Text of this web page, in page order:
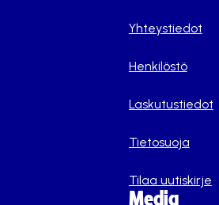
Yhteystiedot
Henkilöstö
Laskutustiedot
Tietosuoja
Tilaa uutiskirje
Media